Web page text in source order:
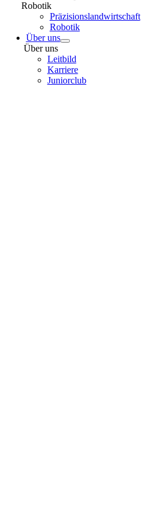
Robotik
Präzisionslandwirtschaft
Robotik
Über uns
Über uns
Leitbild
Karriere
Juniorclub